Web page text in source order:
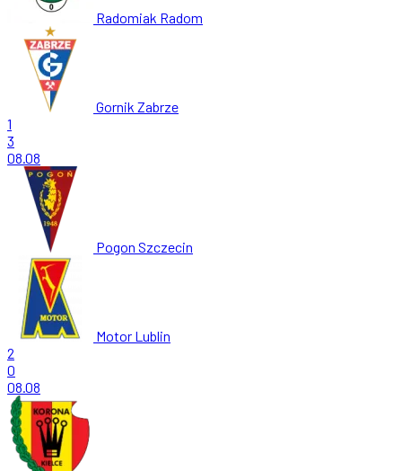
Radomiak Radom
Gornik Zabrze
1
3
08.08
Pogon Szczecin
Motor Lublin
2
0
08.08